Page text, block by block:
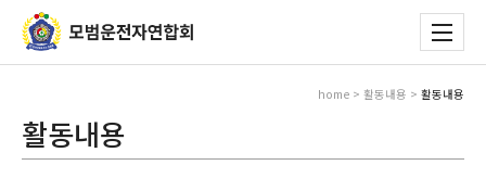
활동내용
home > 활동내용 > 활동내용